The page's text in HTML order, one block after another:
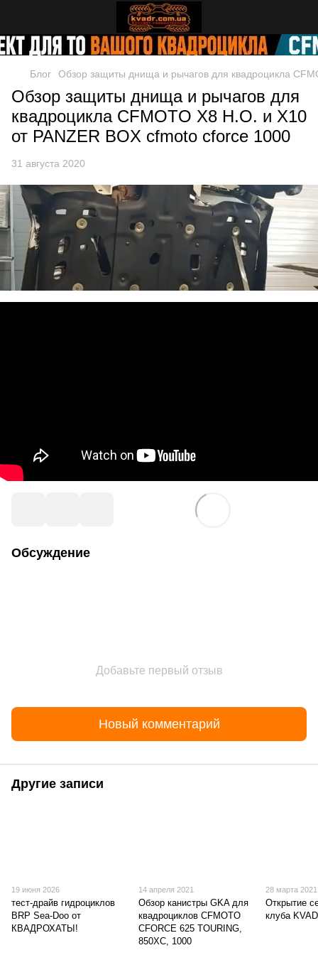
Блог Обзор защиты днища и рычагов для квадроцикла
Обзор защиты днища и рычагов для
квадроцикла CFMOTO X8 H.O. и X10
от PANZER BOX cfmoto cforce 1000
31 августа 2020
Обсуждение
Добавьте первый отзыв
Новый комментарий
Другие записи
19 июня 2026
тест-драйв гидроциклов
BRP Sea-Doo от
КВАДРОХАТЫ!
14 апреля 2021
Обзор канистры GKA для
квадроциклов CFMOTO
CFORCE 625 TOURING,
850XC, 1000
28 марта 2021
Открытие
клуба